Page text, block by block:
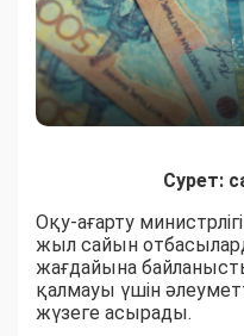
Сурет:
Оқу-ағарту
жыл сайын
жағдайына
қалмауы үшін
жүзеге асырады.